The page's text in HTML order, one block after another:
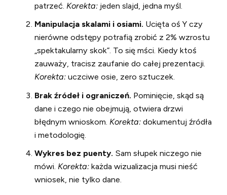
patrzeć. Korekta: jeden slajd, jedna myśl.
Manipulacja skalami i osiami. Ucięta oś Y czy
nierówne odstępy potrafią zrobić z 2% wzrostu
„spektakularny skok”. To się mści. Kiedy ktoś
zauważy, tracisz zaufanie do całej prezentacji.
Korekta: uczciwe osie, zero sztuczek.
Brak źródeł i ograniczeń. Pominięcie, skąd są
dane i czego nie obejmują, otwiera drzwi
błędnym wnioskom. Korekta: dokumentuj źródła
i metodologię.
Wykres bez puenty. Sam słupek niczego nie
mówi. Korekta: każda wizualizacja musi nieść
wniosek, nie tylko dane.